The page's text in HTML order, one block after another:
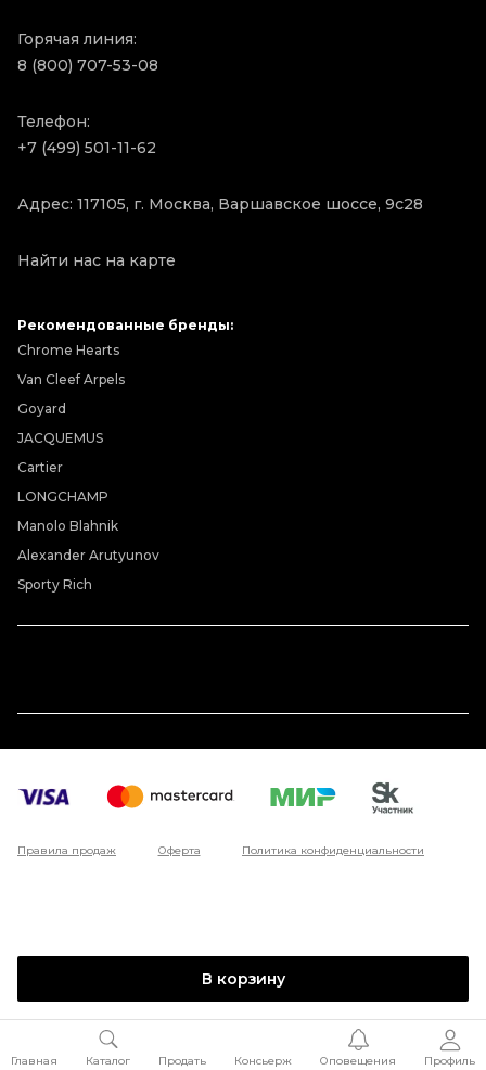
В корзину
Горячая линия:
8 (800) 707-53-08
Телефон:
+7 (499) 501-11-62
Адрес: 117105, г. Москва, Варшавское шоссе, 9с28
Найти нас на карте
Рекомендованные бренды:
Chrome Hearts
Van Cleef Arpels
Goyard
JACQUEMUS
Cartier
LONGCHAMP
Manolo Blahnik
Alexander Arutyunov
Sporty Rich
Правила продаж Оферта Политика конфиденциальности
Главная Каталог Продать Консьерж Оповещения Профиль